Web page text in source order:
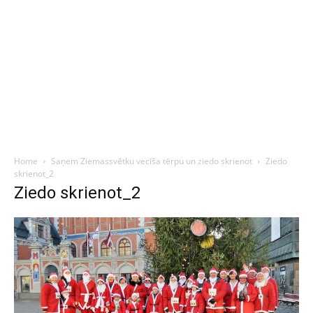
Home Saņem Ziemassvētku vecīša tērpu un ziedo skrienot
Ziedo
skrienot_2
Ziedo skrienot_2